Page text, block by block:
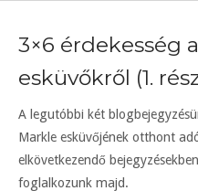
3×6 érdekesség
esküvőkről (1.
A legutóbbi két
Markle esküvőjének otthont
elkövetkezendő
foglalkozunk majd.